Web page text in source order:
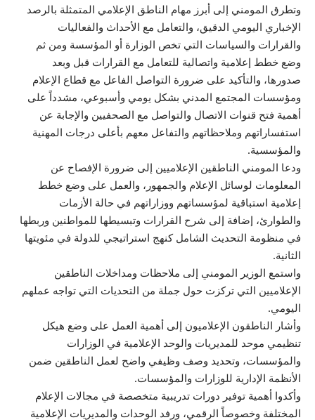
وتطرق المومني إلى أبرز مهام الناطق الإعلامي المتمثلة بالرصد
الإخباري اليومي الدقيق، والتعامل مع الأحداث والفعاليات
والقرارات والسياسات التي تخص الوزارة أو المؤسسة ومن ثم
وضع خطط إعلامية واتصالية للتعامل مع القرارات قبل وبعد
صدورها، والتأكيد على ضرورة التواصل الفاعل مع قطاع الإعلام
ومؤسسات المجتمع المدني بشكل يومي وأسبوعي، مشدداً على
أهمية فتح قنوات الاتصال والتواصل مع الصحفيين والإجابة عن
استفساراتهم وملاحظاتهم والتفاعل معهم بأعلى درجات المهنية
والمؤسسية.
ودعا المومني الناطقين الإعلاميين إلى ضرورة الإفصاح عن
المعلومات لوسائل الإعلام والجمهور، والعمل على وضع خطط
إعلامية استباقية لمؤسساتهم ووزاراتهم في حالة الأزمات
والطوارئ، إضافة إلى شرح القرارات وتبسيطها للمواطنين وربطها
في منظومة التحديث الشامل كنهج استراتيجي للدولة في مئويتها
الثانية.
واستمع الوزير المومني إلى ملاحظات ومداخلات الناطقين
الإعلاميين التي تركزت حول جملة من التحديات التي تواجه عملهم
اليومي.
وأشار الناطقون الإعلاميون إلى أهمية العمل على وضع هيكل
تنظيمي موحد للمديريات والوحد الإعلامية في الوزارات
والمؤسسات، وتحديد وصف وظيفي واضح لعمل الناطقين ضمن
الأنظمة الإدارية للوزارات والمؤسسات.
وأكدوا أهمية توفير دورات تدريبية متخصصة في مجالات الإعلام
المختلفة وخصوصاً الرقمي، ورفد الوحدات والمديريات الإعلامية